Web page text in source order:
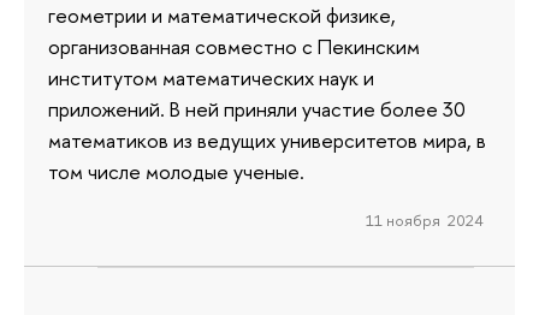
геометрии и математической физике,
организованная совместно с Пекинским
институтом математических наук и
приложений. В ней приняли участие более 30
математиков из ведущих университетов мира, в
том числе молодые ученые.
11 ноября 2024